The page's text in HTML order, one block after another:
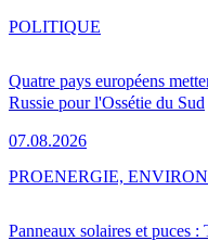
Quatre pays européens
Russie pour l'Ossétie du Sud
07.08.2026
POLITIQUE
Panneaux solaires et puces
PROENERGIE,